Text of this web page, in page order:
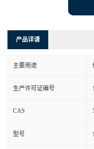
产品详请
主要用途
生产许可证编号
CAS
型号